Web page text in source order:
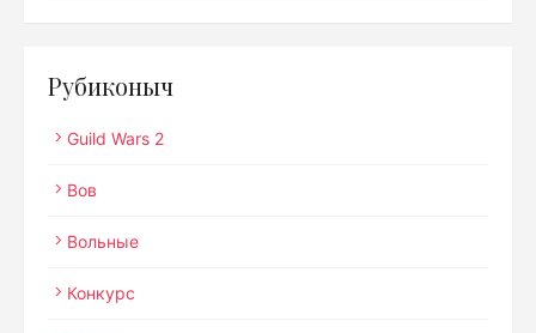
Рубиконыч
Guild Wars 2
Вов
Вольные
Конкурс